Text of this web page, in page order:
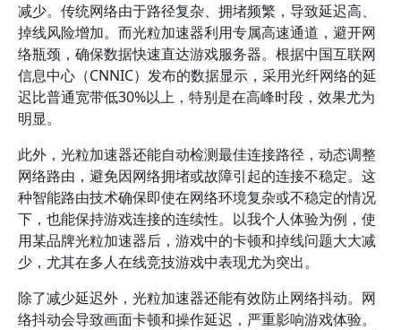
减少。传统网络由于路径复杂、拥堵频繁，导致延迟高、
掉线风险增加。而光粒加速器利用专属高速通道，避开网
络瓶颈，确保数据快速直达游戏服务器。根据中国互联网
信息中心（CNNIC）发布的数据显示，采用光纤网络的延
迟比普通宽带低30%以上，特别是在高峰时段，效果尤为
明显。
此外，光粒加速器还能自动检测最佳连接路径，动态调整
网络路由，避免因网络拥堵或故障引起的连接不稳定。这
种智能路由技术确保即使在网络环境复杂或不稳定的情况
下，也能保持游戏连接的连续性。以我个人体验为例，使
用某品牌光粒加速器后，游戏中的卡顿和掉线问题大大减
少，尤其在多人在线竞技游戏中表现尤为突出。
除了减少延迟外，光粒加速器还能有效防止网络抖动。网
络抖动会导致画面卡顿和操作延迟，严重影响游戏体验。